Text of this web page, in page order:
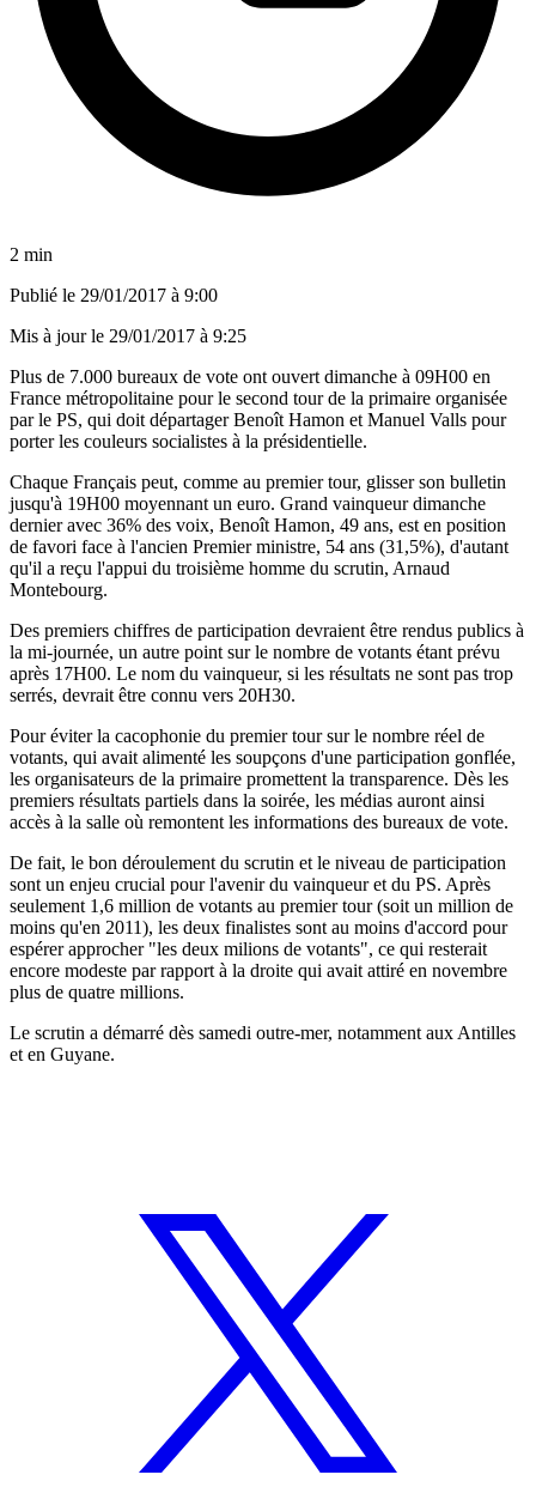
2 min
Publié le 29/01/2017 à 9:00
Mis à jour le 29/01/2017 à 9:25
Plus de 7.000 bureaux de vote ont ouvert dimanche à 09H00 en
France métropolitaine pour le second tour de la primaire organisée
par le PS, qui doit départager Benoît Hamon et Manuel Valls pour
porter les couleurs socialistes à la présidentielle.
Chaque Français peut, comme au premier tour, glisser son bulletin
jusqu'à 19H00 moyennant un euro. Grand vainqueur dimanche
dernier avec 36% des voix, Benoît Hamon, 49 ans, est en position
de favori face à l'ancien Premier ministre, 54 ans (31,5%), d'autant
qu'il a reçu l'appui du troisième homme du scrutin, Arnaud
Montebourg.
Des premiers chiffres de participation devraient être rendus publics à
la mi-journée, un autre point sur le nombre de votants étant prévu
après 17H00. Le nom du vainqueur, si les résultats ne sont pas trop
serrés, devrait être connu vers 20H30.
Pour éviter la cacophonie du premier tour sur le nombre réel de
votants, qui avait alimenté les soupçons d'une participation gonflée,
les organisateurs de la primaire promettent la transparence. Dès les
premiers résultats partiels dans la soirée, les médias auront ainsi
accès à la salle où remontent les informations des bureaux de vote.
De fait, le bon déroulement du scrutin et le niveau de participation
sont un enjeu crucial pour l'avenir du vainqueur et du PS. Après
seulement 1,6 million de votants au premier tour (soit un million de
moins qu'en 2011), les deux finalistes sont au moins d'accord pour
espérer approcher "les deux milions de votants", ce qui resterait
encore modeste par rapport à la droite qui avait attiré en novembre
plus de quatre millions.
Le scrutin a démarré dès samedi outre-mer, notamment aux Antilles
et en Guyane.